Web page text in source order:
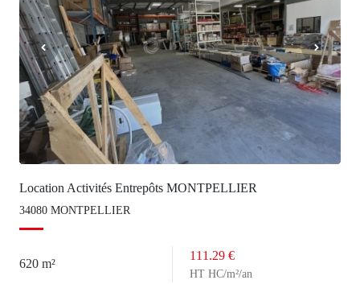
Location Activités Entrepôts MONTPELLIER
34080 MONTPELLIER
620 m²
111.29 €
HT HC/m²/an